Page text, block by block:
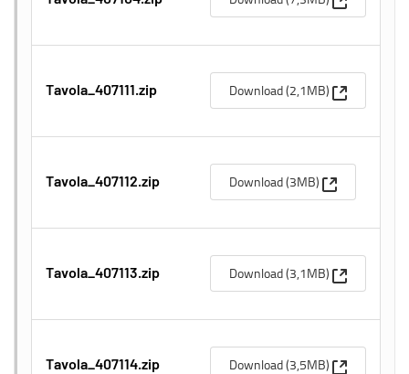
Tavola_407111.zip Download (2,1MB) (Apre una
Tavola_407112.zip Download (3MB) (Apre una
Tavola_407113.zip Download (3,1MB) (Apre una
Tavola_407114.zip Download (3,5MB) (Apre una